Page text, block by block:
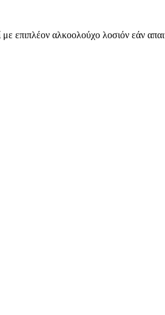
επιπλέον αλκοολούχο λοσιόν εάν